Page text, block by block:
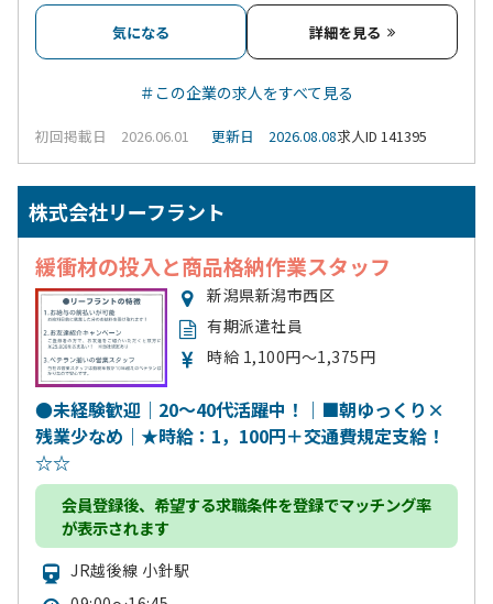
気になる 詳細を見る
＃この企業の求人をすべて見る
初回掲載日 2026.06.01 更新日 2026.08.08求人ID 141395
株式会社リーフラント
緩衝材の投入と商品格納作業スタッフ
新潟県新潟市西区
有期派遣社員
時給 1,100円～1,375円
●未経験歓迎｜20～40代活躍中！｜■朝ゆっくり×
残業少なめ｜★時給：1，100円＋交通費規定支給！
☆☆
会員登録後、希望する求職条件を登録でマッチング率
が表示されます
JR越後線 小針駅